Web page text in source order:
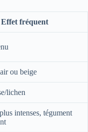
Effet fréquent
ou beige
lichen
intenses, tégument